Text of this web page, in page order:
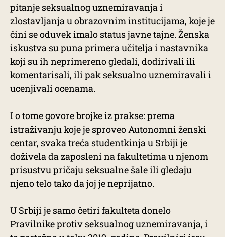
pitanje seksualnog uznemiravanja i
zlostavljanja u obrazovnim institucijama, koje je
čini se oduvek imalo status javne tajne. Ženska
iskustva su puna primera učitelja i nastavnika
koji su ih neprimereno gledali, dodirivali ili
komentarisali, ili pak seksualno uznemiravali i
ucenjivali ocenama.
I o tome govore brojke iz prakse: prema
istraživanju koje je sproveo Autonomni ženski
centar, svaka treća studentkinja u Srbiji je
doživela da zaposleni na fakultetima u njenom
prisustvu pričaju seksualne šale ili gledaju
njeno telo tako da joj je neprijatno.
U Srbiji je samo četiri fakulteta donelo
Pravilnike protiv seksualnog uznemiravanja, i